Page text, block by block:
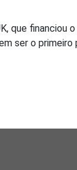
que
ser o